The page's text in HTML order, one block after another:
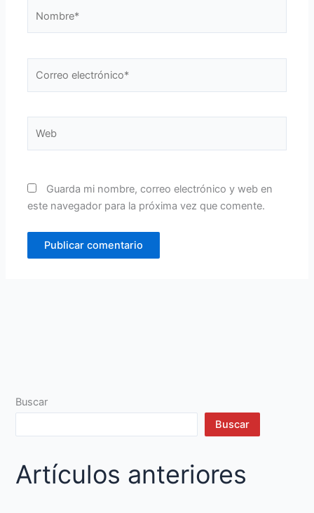
electrónico*
Guarda mi nombre, correo electrónico y web en
este navegador para la próxima vez que comente.
Buscar
Buscar
Artículos anteriores